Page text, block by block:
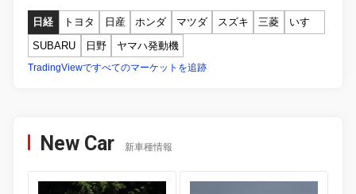
日経 トヨタ 日産 ホンダ マツダ スズキ 三菱
いすゞ
SUBARU
日野 ヤマハ発動機
TradingViewですべてのマーケットを追跡
New Car 新車種情報